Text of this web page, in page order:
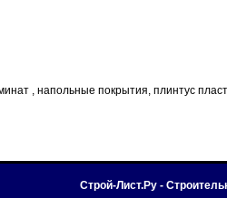
, напольные покрытия, плинтус
Строй-Лист.Ру -